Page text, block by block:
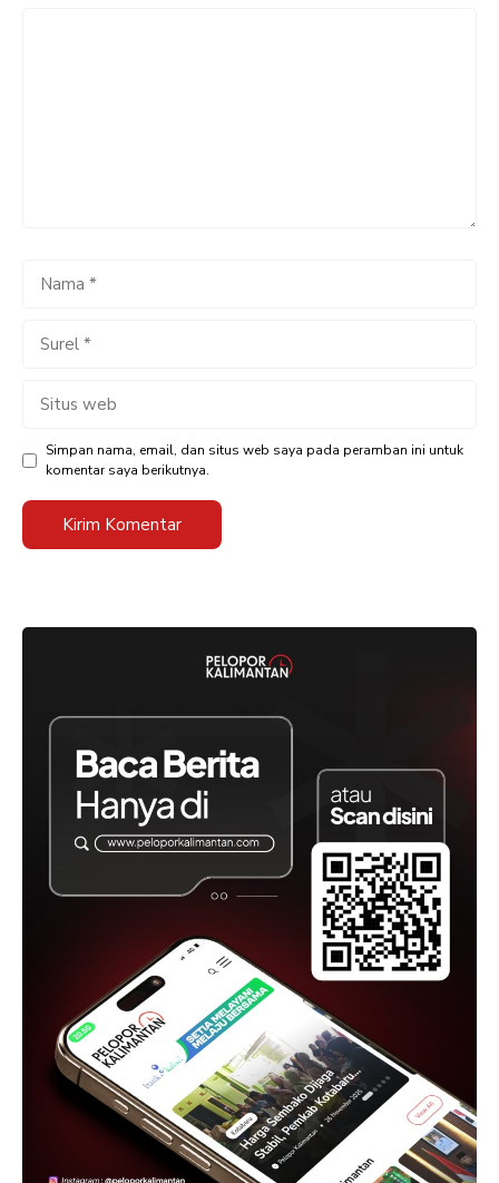
Nama
Surel
Situs
Simpan nama, email, dan situs web saya pada peramban ini untuk
komentar saya berikutnya.